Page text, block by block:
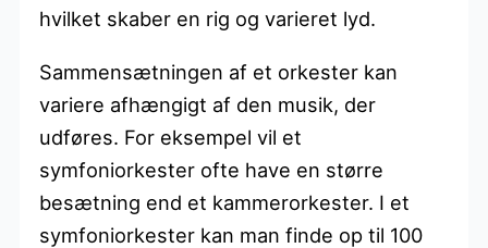
hvilket skaber en rig og varieret lyd.
Sammensætningen af et orkester kan
variere afhængigt af den musik, der
udføres. For eksempel vil et
symfoniorkester ofte have en større
besætning end et kammerorkester. I et
symfoniorkester kan man finde op til 100